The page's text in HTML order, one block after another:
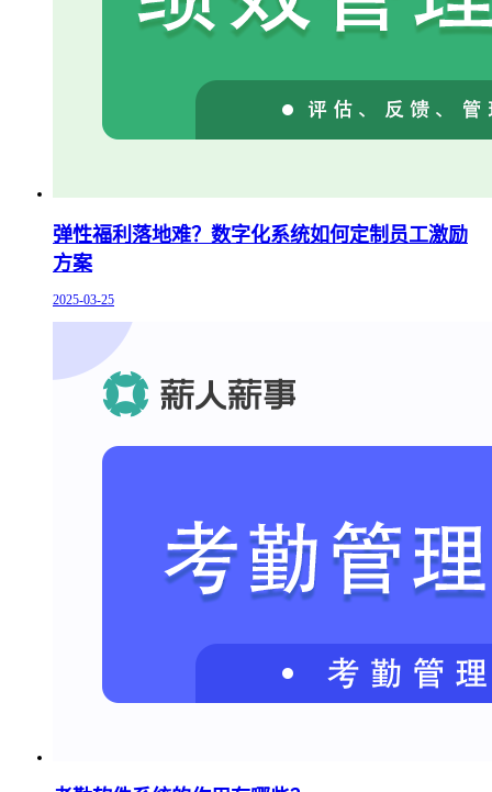
弹性福利落地难？数字化系统如何定制员工激励
方案
2025-03-25